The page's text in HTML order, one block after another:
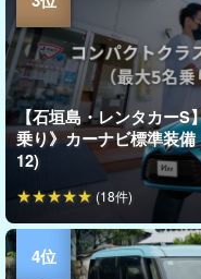
【石垣島・レンタカーS
乗り》カーナビ標準装
12)
(18件)